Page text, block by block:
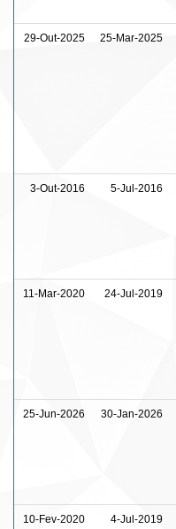
29-Out-2025 25-Mar-2025
3-Out-2016 5-Jul-2016
11-Mar-2020 24-Jul-2019
25-Jun-2026 30-Jan-2026
10-Fev-2020 4-Jul-2019